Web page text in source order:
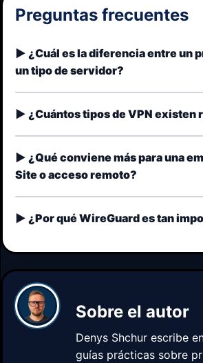
Preguntas frecuentes
¿Cuál es la diferencia entre un
un tipo de servidor?
¿Cuántos tipos de VPN existen
¿Qué conviene más para una
Site o acceso remoto?
¿Por qué WireGuard es tan
Sobre el autor
Denys Shchur escribe
guías prácticas sobre